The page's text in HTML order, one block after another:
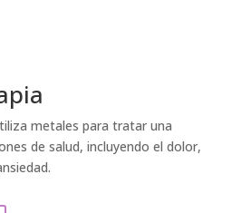
metales para tratar una
de salud, incluyendo el dolor,